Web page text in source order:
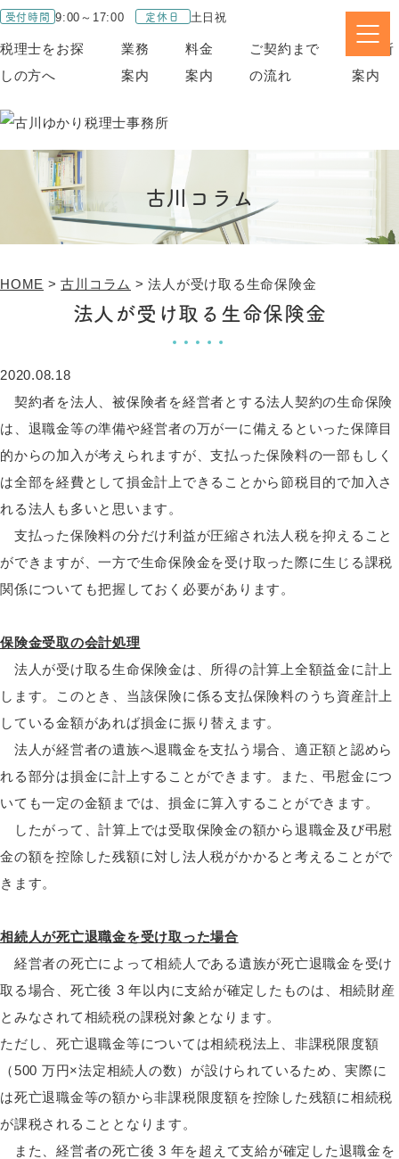
受付時間 9:00～17:00 定休日 土日祝
税理士をお探
しの方へ
業務
案内
料金
案内
ご契約まで
の流れ
事務所
案内
古川コラム
HOME >古川コラム >法人が受け取る生命保険金
法人が受け取る生命保険金
2020.08.18
契約者を法人、被保険者を経営者とする法人契約の生命保険
は、退職金等の準備や経営者の万が一に備えるといった保障目
的からの加入が考えられますが、支払った保険料の一部もしく
は全部を経費として損金計上できることから節税目的で加入さ
れる法人も多いと思います。
支払った保険料の分だけ利益が圧縮され法人税を抑えること
ができますが、一方で生命保険金を受け取った際に生じる課税
関係についても把握しておく必要があります。
保険金受取の会計処理
法人が受け取る生命保険金は、所得の計算上全額益金に計上
します。このとき、当該保険に係る支払保険料のうち資産計上
している金額があれば損金に振り替えます。
法人が経営者の遺族へ退職金を支払う場合、適正額と認めら
れる部分は損金に計上することができます。また、弔慰金につ
いても一定の金額までは、損金に算入することができます。
したがって、計算上では受取保険金の額から退職金及び弔慰
金の額を控除した残額に対し法人税がかかると考えることがで
きます。
相続人が死亡退職金を受け取った場合
経営者の死亡によって相続人である遺族が死亡退職金を受け
取る場合、死亡後 3 年以内に支給が確定したものは、相続財産
とみなされて相続税の課税対象となります。
ただし、死亡退職金等については相続税法上、非課税限度額
（500 万円×法定相続人の数）が設けられているため、実際に
は死亡退職金等の額から非課税限度額を控除した残額に相続税
が課税されることとなります。
また、経営者の死亡後 3 年を超えて支給が確定した退職金を